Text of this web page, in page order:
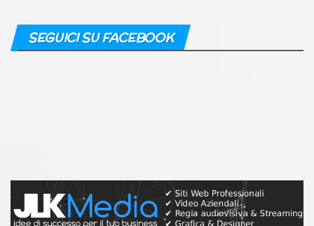
SEGUICI SU FACEBOOK